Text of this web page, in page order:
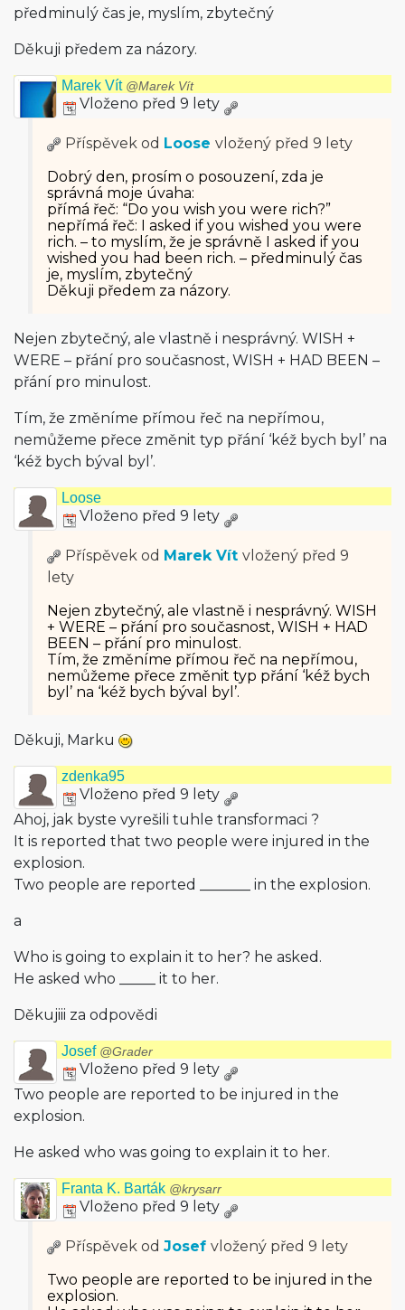
předminulý čas je, myslím, zbytečný
Děkuji předem za názory.
Marek Vít @Marek Vít
Vloženo před 9 lety
Příspěvek od Loose vložený před 9 lety
Dobrý den, prosím o posouzení, zda je
správná moje úvaha:
přímá řeč: “Do you wish you were rich?”
nepřímá řeč: I asked if you wished you were
rich. – to myslím, že je správně I asked if you
wished you had been rich. – předminulý čas
je, myslím, zbytečný
Děkuji předem za názory.
Nejen zbytečný, ale vlastně i nesprávný. WISH +
WERE – přání pro současnost, WISH + HAD BEEN –
přání pro minulost.
Tím, že změníme přímou řeč na nepřímou,
nemůžeme přece změnit typ přání ‘kéž bych byl’ na
‘kéž bych býval byl’.
Loose
Vloženo před 9 lety
Příspěvek od Marek Vít vložený před 9
lety
Nejen zbytečný, ale vlastně i nesprávný. WISH
+ WERE – přání pro současnost, WISH + HAD
BEEN – přání pro minulost.
Tím, že změníme přímou řeč na nepřímou,
nemůžeme přece změnit typ přání ‘kéž bych
byl’ na ‘kéž bych býval byl’.
Děkuji, Marku
zdenka95
Vloženo před 9 lety
Ahoj, jak byste vyrešili tuhle transformaci ?
It is reported that two people were injured in the
explosion.
Two people are reported _______ in the explosion.
a
Who is going to explain it to her? he asked.
He asked who _____ it to her.
Děkujiii za odpovědi
Josef @Grader
Vloženo před 9 lety
Two people are reported to be injured in the
explosion.
He asked who was going to explain it to her.
Franta K. Barták @krysarr
Vloženo před 9 lety
Příspěvek od Josef vložený před 9 lety
Two people are reported to be injured in the
explosion.